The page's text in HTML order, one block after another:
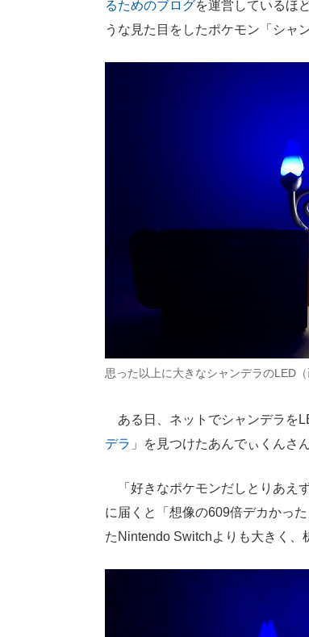
るためのブログを運営しているほ
うな見た目をしたポケモン「シャ
思った以上に大きなシャンデラのLED
ある日、ネットでシャンデラを
デラ 」を見つけたあんでぃくんさん
「好きなポケモンだしとりあえ
に届くと「想像の609倍デカかっ
たNintendo Switchよりも大きく、